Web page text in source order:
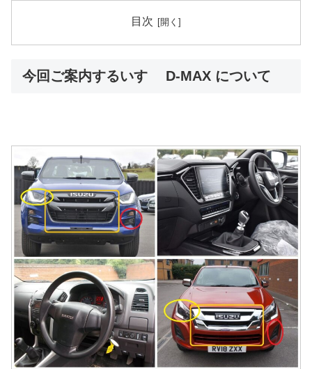
目次
今回ご案内するいすゞ D-MAX について